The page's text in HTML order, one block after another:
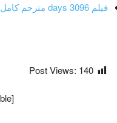
فيلم days 3096 مترجم كامل
Post Views: 140
[AlbaSportTable]